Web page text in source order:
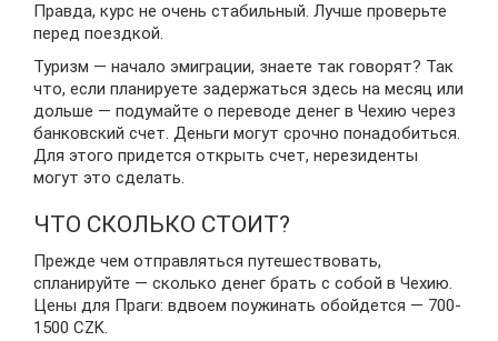
Правда, курс не очень стабильный. Лучше проверьте
перед поездкой.
Туризм — начало эмиграции, знаете так говорят? Так
что, если планируете задержаться здесь на месяц или
дольше — подумайте о переводе денег в Чехию через
банковский счет. Деньги могут срочно понадобиться.
Для этого придется открыть счет, нерезиденты
могут это сделать.
ЧТО СКОЛЬКО СТОИТ?
Прежде чем отправляться путешествовать,
спланируйте — сколько денег брать с собой в Чехию.
Цены для Праги: вдвоем поужинать обойдется — 700-
1500 CZK.